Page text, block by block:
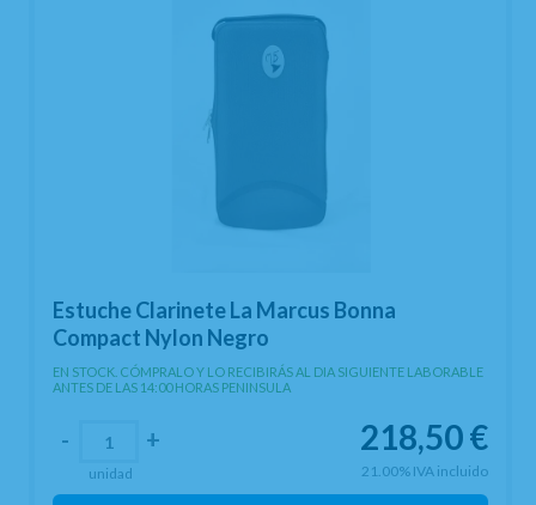
Estuche Clarinete La Marcus Bonna
Compact Nylon Negro
EN STOCK. CÓMPRALO Y LO RECIBIRÁS AL DIA SIGUIENTE LABORABLE
ANTES DE LAS 14:00 HORAS PENINSULA
218,50€
21.00% IVA incluido
- +
unidad